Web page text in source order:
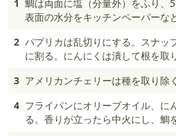
1 鯛は両面に塩（分量外）をふり、
表面の水分をキッチンペーパーな
2 パプリカは乱切りにする。スナッ
に割る。にんにくは潰して根を取
3 アメリカンチェリーは種を取り除く
4 フライパンにオリーブオイル、に
る。香りが立ったら中火にし、鯛